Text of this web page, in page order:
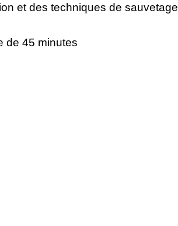
et des techniques de sauvetage
de 45 minutes